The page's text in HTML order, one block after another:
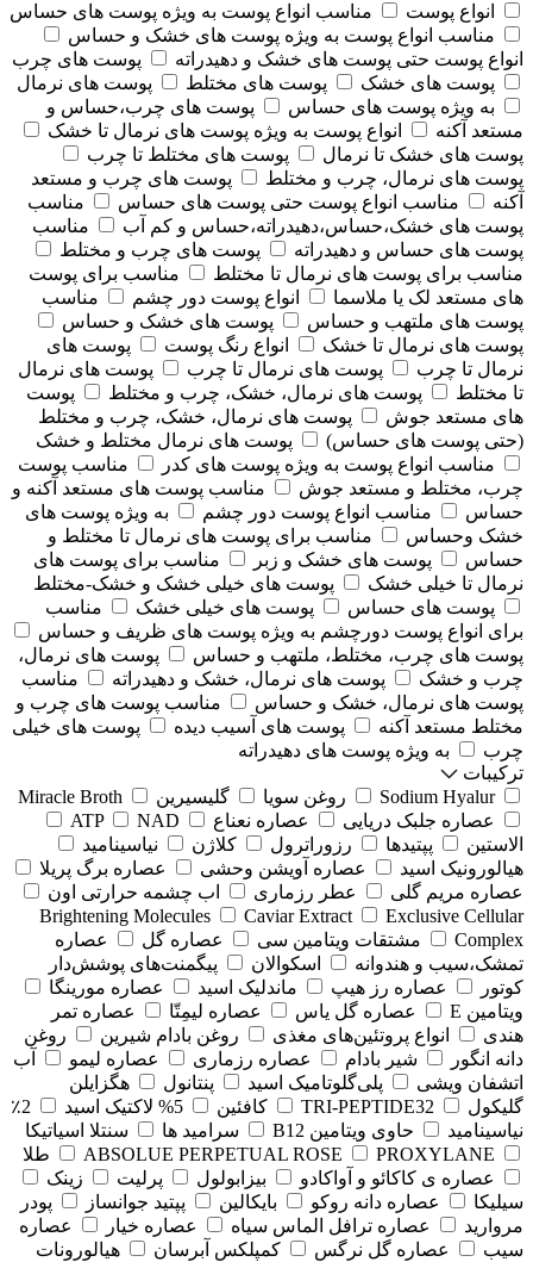
انواع پوست
مناسب انواع پوست به ویژه پوست های حساس
مناسب انواع پوست به ویژه پوست های خشک و حساس
انواع پوست حتی پوست های خشک و دهیدراته
پوست های چرب
پوست های خشک
پوست های مختلط
پوست های نرمال
به ویژه پوست های حساس
پوست های چرب،حساس و
مستعد آکنه
انواع پوست به ویژه پوست های نرمال تا خشک
پوست های خشک تا نرمال
پوست های مختلط تا چرب
پوست های نرمال، چرب و مختلط
پوست های چرب و مستعد
آکنه
مناسب انواع پوست حتی پوست های حساس
مناسب
پوست های خشک،حساس،دهیدراته،حساس و کم آب
مناسب
پوست های حساس و دهیدراته
پوست های چرب و مختلط
مناسب برای پوست های نرمال تا مختلط
مناسب برای پوست
های مستعد لک یا ملاسما
انواع پوست دور چشم
مناسب
پوست های ملتهب و حساس
پوست های خشک و حساس
پوست های نرمال تا خشک
انواع رنگ پوست
پوست های
نرمال تا چرب
پوست های نرمال تا چرب
پوست های نرمال
تا مختلط
پوست های نرمال، خشک، چرب و مختلط
پوست
های مستعد جوش
پوست های نرمال، خشک، چرب و مختلط
(حتی پوست های حساس)
پوست های نرمال مختلط و خشک
مناسب انواع پوست به ویژه پوست های کدر
مناسب پوست
چرب، مختلط و مستعد جوش
مناسب پوست های مستعد آکنه و
حساس
مناسب انواع پوست دور چشم
به ویژه پوست های
خشک وحساس
مناسب برای پوست های نرمال تا مختلط و
حساس
پوست های خشک و زبر
مناسب برای پوست های
نرمال تا خیلی خشک
پوست های خیلی خشک و خشک-مختلط
پوست های حساس
پوست های خیلی خشک
مناسب
برای انواع پوست دورچشم به ویژه پوست های ظریف و حساس
پوست های چرب، مختلط، ملتهب و حساس
پوست های نرمال،
چرب و خشک
پوست های نرمال، خشک و دهیدراته
مناسب
پوست های نرمال، خشک و حساس
مناسب پوست های چرب و
مختلط مستعد آکنه
پوست های آسیب دیده
پوست های خیلی
چرب
به ویژه پوست های دهیدراته
ترکیبات
Sodium Hyalur
روغن سویا گلیسیرین
Miracle Broth
عصاره جلبک دریایی
عصاره نعناع ATP
NAD
الاستین
پپتیدها رزوراترول کلاژن
⁠نیاسینامید
هیالورونیک اسید
عصاره آویشن وحشی
عصاره برگ پریلا
عصاره مریم گلی
عطر رزماری
اب چشمه حرارتی اون
Brightening Molecules
Caviar Extract
Exclusive Cellular
Complex
مشتقات ویتامین سی عصاره گل
عصاره
تمشک،سیب و هندوانه
اسکوالان
پیگمنت‌های پوشش‌دار
کوتور
عصاره رز هیپ ماندلیک اسید
عصاره مورینگا
ویتامین E
عصاره گل یاس عصاره لیمِتّا
عصاره تمر
هندی
انواع پروتئین‌های مغذی روغن بادام شیرین
روغن
دانه انگور
شیر بادام عصاره رزماری عصاره لیمو
آب
اتشفان ویشی
پلی‌گلوتامیک اسید پنتانول
هگزایلن
گلیکول
TRI-PEPTIDE32 کافئین 5% لاکتیک اسید
2٪
نیاسینامید
حاوی ویتامین B12 سرامید ها
سنتلا اسیاتیکا
ABSOLUE PERPETUAL ROSE
PROXYLANE
طلا
عصاره ی کاکائو و آواکادو
بیزابولول پرلیت
زینک
سیلیکا
عصاره دانه روکو بایکالین پپتید جوانساز
پودر
مروارید
عصاره ترافل الماس سیاه عصاره خیار
عصاره
سیب
عصاره گل نرگس کمپلکس آبرسان
هیالورونات